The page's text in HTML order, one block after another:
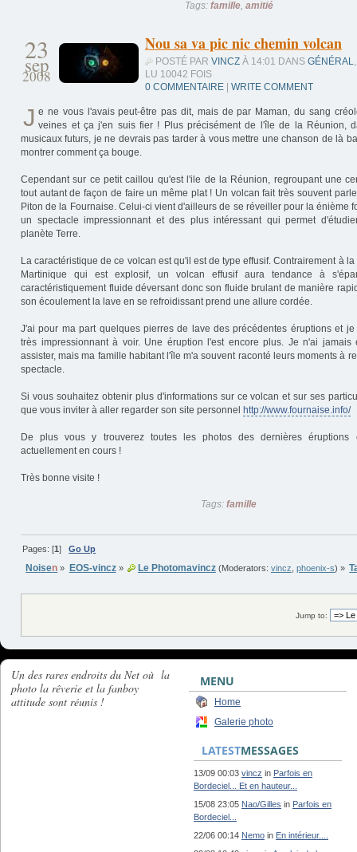
Tags: famille, amitié
23
sep
2008
Nou sa va pic nic chemin volcan
POSTÉ PAR VINCZ À 14:01 DANS GÉNÉRAL
LU 10042 FOIS
0 COMMENTAIRE | WRITE COMMENT
J e ne vous l'avais peut-être pas dit, mais de par Maman, du sang
veines et ça j'en suis fier ! Plus précisément de l'île de la Réunion,
musicaux futurs, je ne devrais pas tarder à vous mettre une chanson de là
montrer comment ça bouge.
Cependant sur ce petit caillou qu'est l'ile de la Réunion, regroupant une
tout autant de façon de faire un même plat ! Un volcan fait très souvent
Piton de la Fournaise. Celui-ci vient d'ailleurs de se réveiller pour la énième
un spectacle impressionnant et des plus intéressant qui permet
planète Terre.
La caractéristique de ce volcan est qu'il est de type effusif. Contrairement à
Martinique qui est explosif, un volcan effusif aura tendance à
caractéristiquement fluide déversant donc son fluide brulant de manière
son écoulement la lave en se refroidissant prend une allure cordée.
J'ai pour ma part quelques pierres de lave des précédentes éruptions et
très impressionnant à voir. Une éruption l'est encore plus. Je n'ai
assister, mais ma famille habitant l'île m'a souvent raconté leurs moments à
spectacle.
Si vous souhaitez obtenir plus d'informations sur ce volcan et sur ses
que vous inviter à aller regarder son site personnel
http://www.fournaise.info/
De plus vous y trouverez toutes les photos des dernières
actuellement en cours !
Très bonne visite !
Tags: famille
Pages: [1]Go Up
Noisen » EOS-vincz» Le Photomavincz(Moderators: vincz phoenix-s) »
Jump to:
Un des rares endroits du Net où la
photo la rêverie et la fanboy
attitude sont réunis !
MENU
Home
Galerie photo
LATESTMESSAGES
13/09 00:03 vincz in Parfois en
Bordeciel... Et en hauteur...
15/08 23:05 Nao/Gilles in Parfois en
Bordeciel...
22/06 00:14 Nemo in En intérieur....